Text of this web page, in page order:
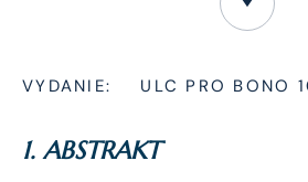
VYDANIE: ULC PRO BONO
1. ABSTRAKT